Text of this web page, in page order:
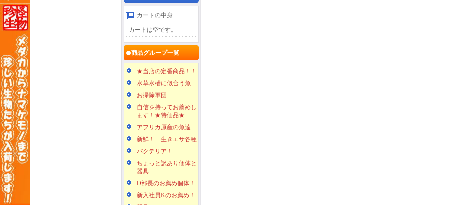
カートの中身
カートは空です。
商品グループ一覧
★当店の定番商品！！
水草水槽に似合う魚
お掃除軍団
自信を持ってお薦めし
ます！★特価品★
アフリカ原産の魚達
新鮮！ 生きエサ各種
バクテリア！
ちょっと訳あり個体と
器具
O部長のお薦め個体！
新入社員Kのお薦め！